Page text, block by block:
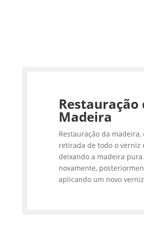
Restauração
Madeira
Restauração da madeira,
retirada de todo o verniz
deixando a madeira pura
novamente,
aplicando um novo